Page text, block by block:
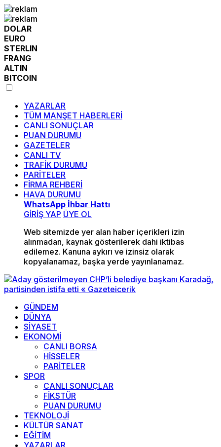
DOLAR
EURO
STERLIN
FRANG
ALTIN
BITCOIN
YAZARLAR
TÜM MANŞET HABERLERİ
CANLI SONUÇLAR
PUAN DURUMU
GAZETELER
CANLI TV
TRAFİK DURUMU
PARİTELER
FİRMA REHBERİ
HAVA DURUMU
WhatsApp İhbar Hattı
GİRİŞ YAP ÜYE OL
Web sitemizde yer alan haber içerikleri izin
alınmadan, kaynak gösterilerek dahi iktibas
edilemez. Kanuna aykırı ve izinsiz olarak
kopyalanamaz, başka yerde yayınlanamaz.
GÜNDEM
DÜNYA
SİYASET
EKONOMİ
CANLI BORSA
HİSSELER
PARİTELER
SPOR
CANLI SONUÇLAR
FİKSTÜR
PUAN DURUMU
TEKNOLOJİ
KÜLTÜR SANAT
EĞİTİM
YAZARLAR